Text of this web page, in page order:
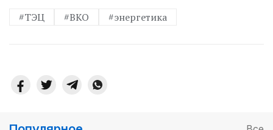
#ТЭЦ
#ВКО #энергетика